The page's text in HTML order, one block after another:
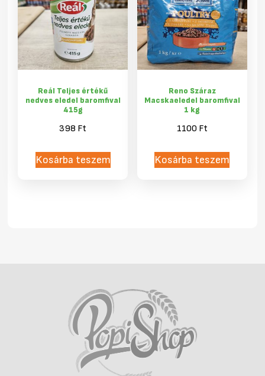
Reál Teljes értékű
nedves eledel baromfival
415g
398 Ft
Kosárba teszem
Reno Száraz
Macskaeledel baromfival
1 kg
1100 Ft
Kosárba teszem